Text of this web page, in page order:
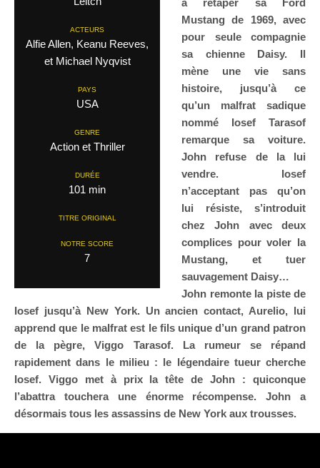
ACTEURS
Alfie Allen, Keanu Reeves,
et Michael Nyqvist
PAYS
USA
GENRE
Action et Thriller
DURÉE
101 min
TITRE ORIGINAL
NOTRE SCORE
7
à retaper sa Ford
Mustang de 1969, avec
pour seule compagnie
sa chienne Daisy. Il
mène une vie sans
histoire, jusqu’à ce
qu’un malfrat sadique
nommé Iosef Tarasof
remarque sa voiture.
John refuse de la lui
vendre. Iosef
n’acceptant pas qu’on
lui résiste, s’introduit
chez John avec deux
complices pour voler la
Mustang, et tuer
sauvagement Daisy…
John remonte la piste de
Iosef jusqu’à New York. Un ancien contact, Aurelio, lui
apprend que le malfrat est le fils unique d’un grand patron
de la pègre, Viggo Tarasof. La rumeur se répand
rapidement dans le milieu : le légendaire tueur cherche
Iosef. Viggo met à prix la tête de John : quiconque
l’abattra touchera une énorme récompense. John a
désormais tous les assassins de New York aux trousses.